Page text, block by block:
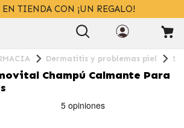
EN TIENDA CON ¡UN REGALO!
> 39€EN 24/48H+ INFO
Dermatitis y problemas piel
Champú Calmante Para